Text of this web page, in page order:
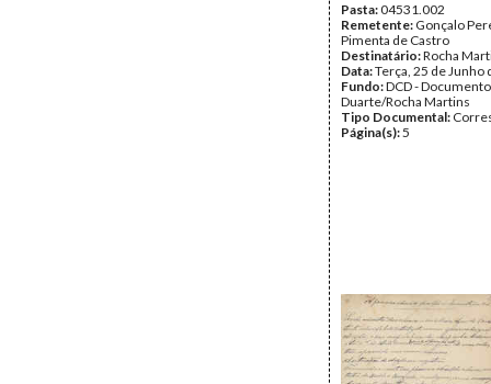
Pasta:04531.002
Remetente: Gonçalo
Pimenta de Castro
Destinatário:Rocha
Data:Terça, 25 de Junho
Fundo:DCD -
Duarte/Rocha Martins
Tipo Documental:
Página(s):5